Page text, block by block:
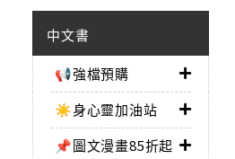
中文書
📢強檔預購
☀️身心靈加油站
📌圖文漫畫85折起